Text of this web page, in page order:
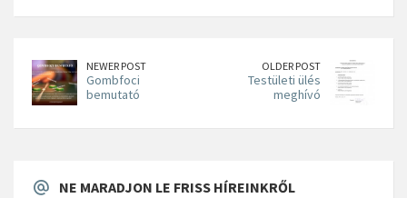
NEWER POST
Gombfoci
bemutató
OLDER POST
Testületi ülés
meghívó
NE MARADJON LE FRISS HÍREINKRŐL